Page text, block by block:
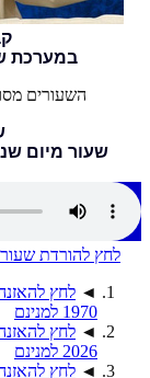
במערכת
השעורים
שעור מיום שני ז'
לחץ להורדת שעור מיום
◄
1970 למנינם
◄
2026 למנינם
◄